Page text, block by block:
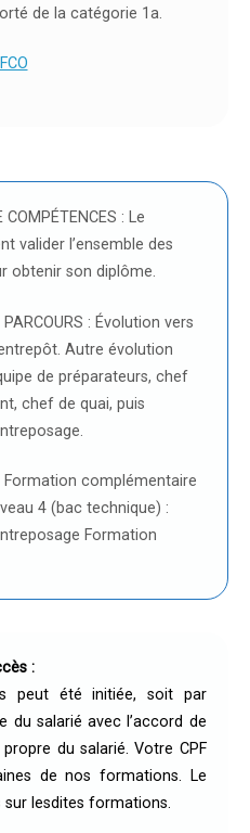
de la catégorie 1a.
COMPÉTENCES : Le
valider l’ensemble des
obtenir son diplôme.
PARCOURS : Évolution vers
Autre évolution
de préparateurs, chef
chef de quai, puis
: Formation complémentaire
4 (bac technique) :
Formation
:
peut été initiée, soit par
du salarié avec l’accord de
du salarié. Votre CPF
de nos formations. Le
sur lesdites formations.